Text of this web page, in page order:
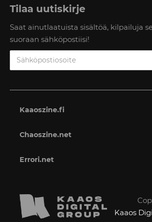
Tilaa uutiskirje
Saat ainutlaatuista sisältöä, kilpailuja
suoraan sähköpostiisi!
Kaaoszine.fi
Chaoszine.net
Errori.net
Kaaos